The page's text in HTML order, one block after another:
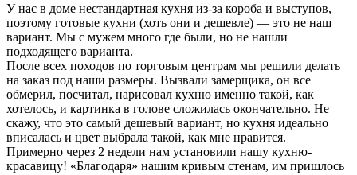
У нас в доме нестандартная кухня из-за короба и выступов,
поэтому готовые кухни (хоть они и дешевле) — это не наш
вариант. Мы с мужем много где были, но не нашли
подходящего варианта.
После всех походов по торговым центрам мы решили делать
на заказ под наши размеры. Вызвали замерщика, он все
обмерил, посчитал, нарисовал кухню именно такой, как
хотелось, и картинка в голове сложилась окончательно. Не
скажу, что это самый дешевый вариант, но кухня идеально
вписалась и цвет выбрала такой, как мне нравится.
Примерно через 2 недели нам установили нашу кухню-
красавицу! «Благодаря» нашим кривым стенам, им пришлось